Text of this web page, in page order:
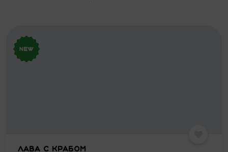
Лава с крабом